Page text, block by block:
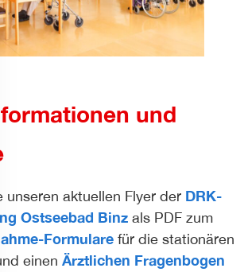
und
unseren aktuellen Flyer der DRK-
Ostseebad Binz als PDF zum
Formulare für die stationären
einen Ärztlichen Fragenbogen